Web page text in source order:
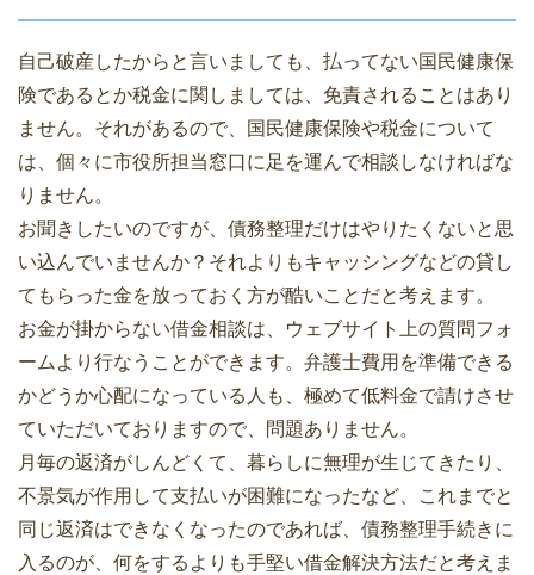
自己破産したからと言いましても、払ってない国民健康保
険であるとか税金に関しましては、免責されることはあり
ません。それがあるので、国民健康保険や税金について
は、個々に市役所担当窓口に足を運んで相談しなければな
りません。
お聞きしたいのですが、債務整理だけはやりたくないと思
い込んでいませんか？それよりもキャッシングなどの貸し
てもらった金を放っておく方が酷いことだと考えます。
お金が掛からない借金相談は、ウェブサイト上の質問フォ
ームより行なうことができます。弁護士費用を準備できる
かどうか心配になっている人も、極めて低料金で請けさせ
ていただいておりますので、問題ありません。
月毎の返済がしんどくて、暮らしに無理が生じてきたり、
不景気が作用して支払いが困難になったなど、これまでと
同じ返済はできなくなったのであれば、債務整理手続きに
入るのが、何をするよりも手堅い借金解決方法だと考えま